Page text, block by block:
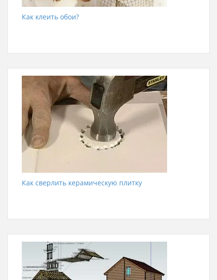
Как клеить обои?
Как сверлить керамическую плитку